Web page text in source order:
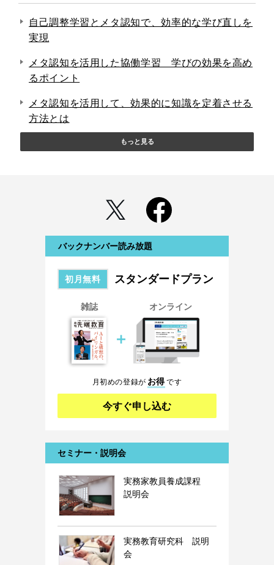
自己調整学習とメタ認知で、効率的な学び直しを
実現
メタ認知を活用した協働学習 学びの効果を高め
るポイント
メタ認知を活用して、効果的に知識を定着させる
方法とは
もっと見る
バックナンバー読み放題
初月無料 スタンダードプラン
雑誌
＋
オンライン
月初めの登録が お得です
今すぐ申し込む
セミナー・説明会
実務家教員養成課程
説明会
実務教育研究科 説明
会